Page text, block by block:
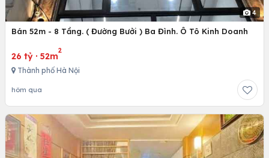
4
Bán 52m - 8 Tầng. ( Đường Bưởi ) Ba Đình. Ô Tô Kinh Doanh
26 tỷ · 52m
2
Thành phố Hà Nội
hôm qua